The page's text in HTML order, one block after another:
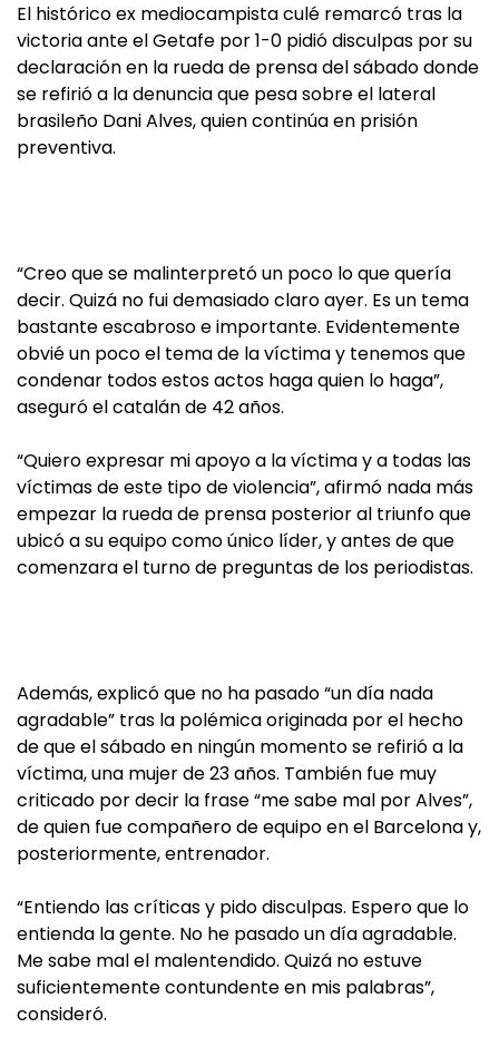
El histórico ex mediocampista culé remarcó tras la
victoria ante el Getafe por 1-0 pidió disculpas por su
declaración en la rueda de prensa del sábado donde
se refirió a la denuncia que pesa sobre el lateral
brasileño Dani Alves, quien continúa en prisión
preventiva.
“Creo que se malinterpretó un poco lo que quería
decir. Quizá no fui demasiado claro ayer. Es un tema
bastante escabroso e importante. Evidentemente
obvié un poco el tema de la víctima y tenemos que
condenar todos estos actos haga quien lo haga”,
aseguró el catalán de 42 años.
“Quiero expresar mi apoyo a la víctima y a todas las
víctimas de este tipo de violencia”, afirmó nada más
empezar la rueda de prensa posterior al triunfo que
ubicó a su equipo como único líder, y antes de que
comenzara el turno de preguntas de los periodistas.
Además, explicó que no ha pasado “un día nada
agradable” tras la polémica originada por el hecho
de que el sábado en ningún momento se refirió a la
víctima, una mujer de 23 años. También fue muy
criticado por decir la frase “me sabe mal por Alves”,
de quien fue compañero de equipo en el Barcelona y,
posteriormente, entrenador.
“Entiendo las críticas y pido disculpas. Espero que lo
entienda la gente. No he pasado un día agradable.
Me sabe mal el malentendido. Quizá no estuve
suficientemente contundente en mis palabras”,
consideró.